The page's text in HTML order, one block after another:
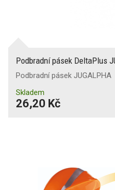
Podbradní pásek DeltaPlus
Podbradní pásek JUGALPHA
Skladem
26,20 Kč